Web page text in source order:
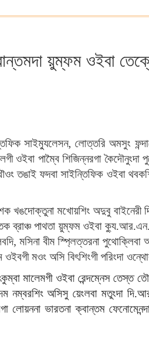
য়ুম্ফম ওইবা
সাইম্যুলেসন, লোত্তরি অমসুং
ওইবা পাম্বৈ শিজিন্নরগা
তঙাই ফদবা সাইন্তিফিক ওইবা
মখোয়শিং অদুবু বাইনেরী
ব্রাঞ্চ পাথতা য়ুম্ফম ওইবা
মসিনা বীম স্প্লিত্তরনা
মওং অসি বিৎশিংগী পরিংদা
মালেমগী ওইবা রেন্দম্নেস তেস্ত
নম্বরশিং অসিসু য়েংলবা মতুংদা
লোয়ননা ভারতনা ক্বান্তম